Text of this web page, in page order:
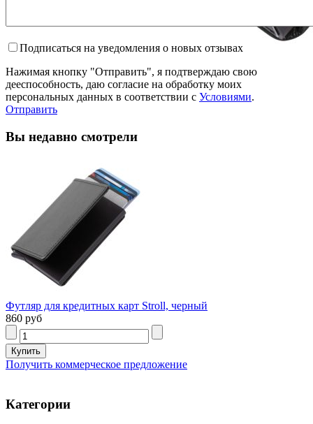
Подписаться на уведомления о новых отзывах
Нажимая кнопку "Отправить", я подтверждаю свою
дееспособность, даю согласие на обработку моих
персональных данных в соответствии с Условиями.
Отправить
Вы недавно смотрели
Футляр для кредитных карт Stroll, черный
860 руб
Получить коммерческое предложение
Категории